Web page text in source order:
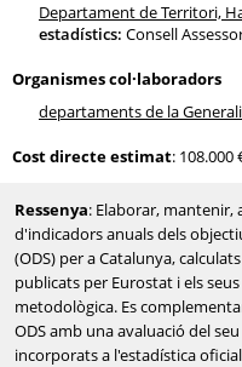
Departament de Territori,
estadístics: Consell
Organismes col·laboradors
departaments de la
Cost directe estimat: 108.000
Ressenya: Elaborar,
d'indicadors anuals dels
(ODS) per a Catalunya,
publicats per Eurostat i els
metodològica. Es
ODS amb una avaluació del
incorporats a l'estadística